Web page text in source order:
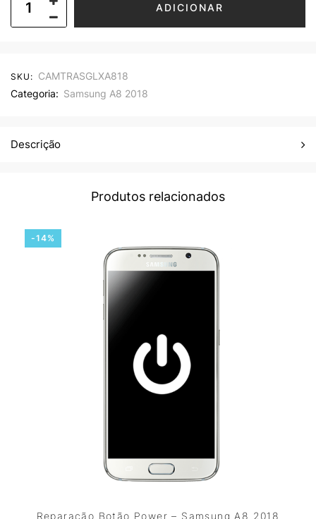
ADICIONAR
SKU: CAMTRASGLXA818
Categoria: Samsung A8 2018
Descrição
Produtos relacionados
-14%
Reparação Botão Power – Samsung A8 2018